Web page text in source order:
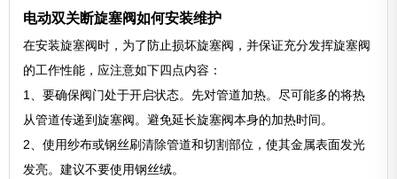
电动双关断旋塞阀如何安装维护
在安装旋塞阀时，为了防止损坏旋塞阀，并保证充分发挥旋塞阀
的工作性能，应注意如下四点内容：
1、要确保阀门处于开启状态。先对管道加热。尽可能多的将热
从管道传递到旋塞阀。避免延长旋塞阀本身的加热时间。
2、使用纱布或钢丝刷清除管道和切割部位，使其金属表面发光
发亮。建议不要使用钢丝绒。